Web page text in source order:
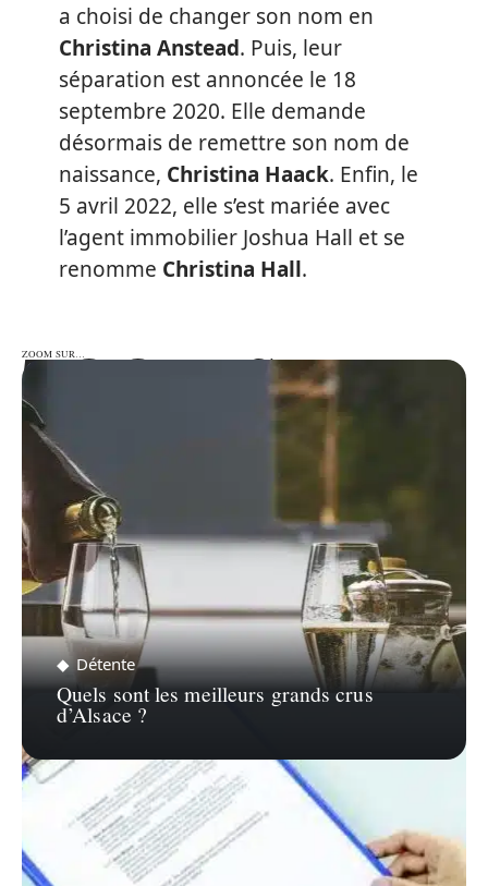
a choisi de changer son nom en
Christina Anstead. Puis, leur
séparation est annoncée le 18
septembre 2020. Elle demande
désormais de remettre son nom de
naissance, Christina Haack. Enfin, le
5 avril 2022, elle s’est mariée avec
l’agent immobilier Joshua Hall et se
renomme Christina Hall.
ZOOM SUR…
ZOOM SUR…
Détente
Quels sont les meilleurs grands crus
d’Alsace ?